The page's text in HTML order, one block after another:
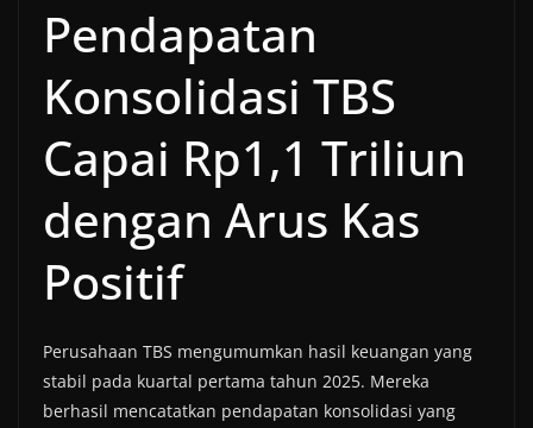
Pendapatan
Konsolidasi TBS
Capai Rp1,1 Triliun
dengan Arus Kas
Positif
Perusahaan TBS mengumumkan hasil keuangan yang
stabil pada kuartal pertama tahun 2025. Mereka
berhasil mencatatkan pendapatan konsolidasi yang